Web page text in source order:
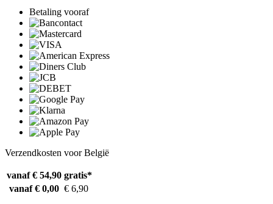
Betaling vooraf
Verzendkosten voor België
vanaf € 54,90 gratis*
vanaf € 0,00 € 6,90